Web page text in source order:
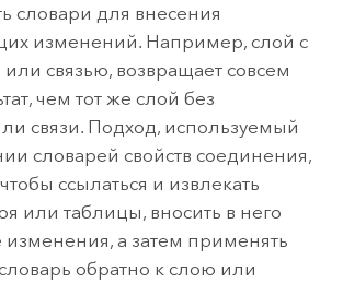
словари для внесения
изменений. Например, слой с
связью, возвращает совсем
чем тот же слой без
связи. Подход, используемый
словарей свойств соединения,
ссылаться и извлекать
или таблицы, вносить в него
а затем применять
обратно к слою или